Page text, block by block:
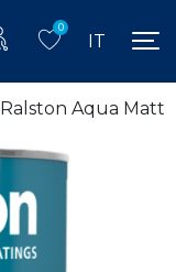
0
IT
Ralston Aqua Matt